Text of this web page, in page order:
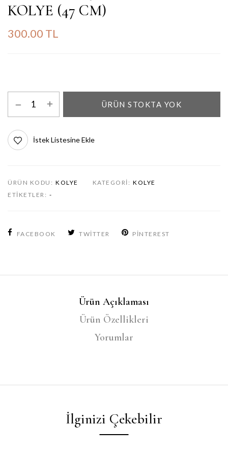
KOLYE (47 CM)
300.00 TL
ÜRÜN STOKTA YOK
İstek Listesine Ekle
ÜRÜN KODU: KOLYE KATEGORI: KOLYE
ETIKETLER: -
FACEBOOK TWITTER PINTEREST
Ürün Açıklaması
Ürün Özellikleri
Yorumlar
İlginizi Çekebilir